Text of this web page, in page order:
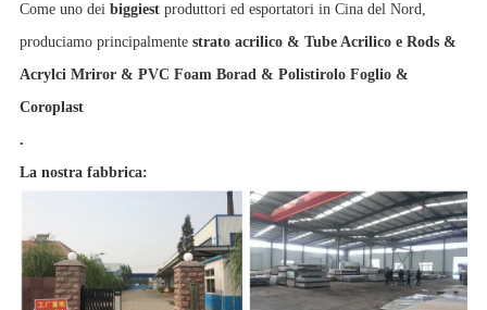
Come uno dei biggiestproduttori ed esportatori in Cina del Nord,
produciamo principalmente strato acrilico & Tube Acrilico e Rods &
Acrylci Mriror & PVC Foam Borad & Polistirolo Foglio &
Coroplast
.
La nostra fabbrica: